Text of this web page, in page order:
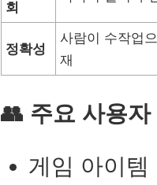
회
정확성
사람이 수작업
재
👥 주요 사용자
게임 아이템